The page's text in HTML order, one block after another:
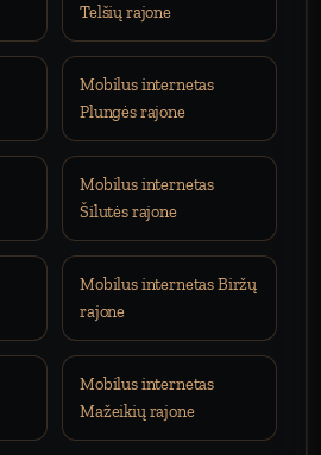
Telšių rajone
Mobilus internetas
Plungės rajone
Mobilus internetas
Šilutės rajone
Mobilus internetas Biržų
rajone
Mobilus internetas
Mažeikių rajone